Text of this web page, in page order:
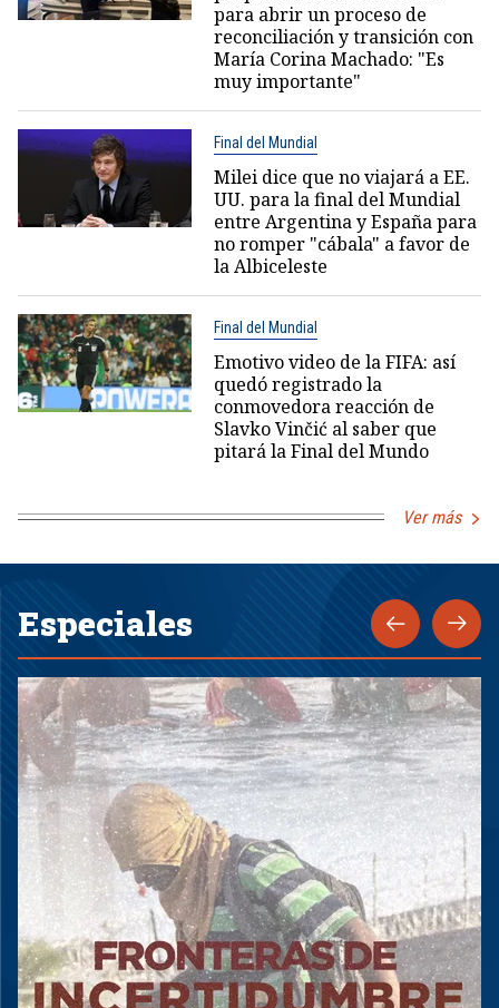
para abrir un proceso de
reconciliación y transición con
María Corina Machado: "Es
muy importante"
Final del Mundial
Milei dice que no viajará a EE.
UU. para la final del Mundial
entre Argentina y España para
no romper "cábala" a favor de
la Albiceleste
Final del Mundial
Emotivo video de la FIFA: así
quedó registrado la
conmovedora reacción de
Slavko Vinčić al saber que
pitará la Final del Mundo
Ver más
Especiales